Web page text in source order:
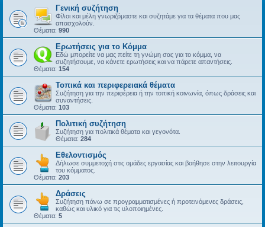
Γενική συζήτηση
Φίλοι και μέλη γνωριζόμαστε και συζητάμε για τα θέματα που μας
απασχολούν.
Θέματα: 990
Ερωτήσεις για το Κόμμα
Εδώ μπορείτε να μας πείτε τη γνώμη σας για το κόμμα, να
συζητήσουμε, να κάνετε ερωτήσεις και να πάρετε απαντήσεις.
Θέματα: 154
Τοπικά και περιφερειακά θέματα
Συζήτηση για την περιφέρεια ή την τοπική κοινωνία, όπως δράσεις και
συναντήσεις.
Θέματα: 103
Πολιτική συζήτηση
Συζήτηση για πολιτικά θέματα και γεγονότα.
Θέματα: 284
Εθελοντισμός
Δήλωσε συμμετοχή στις ομάδες εργασίας και βοήθησε στην λειτουργία
του κόμματος.
Θέματα: 203
Δράσεις
Συζήτηση πάνω σε προγραμματισμένες ή προτεινόμενες δράσεις,
καθώς και υλικό για τις υλοποιημένες.
Θέματα: 5